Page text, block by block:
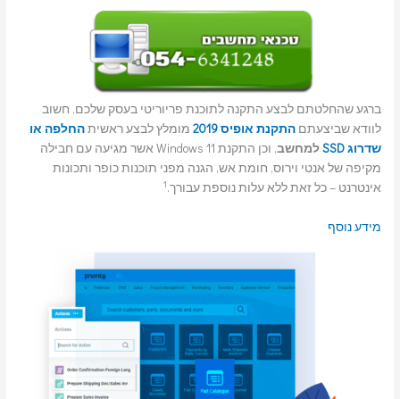
ברגע שהחלטתם לבצע התקנה לתוכנת פריוריטי בעסק שלכם, חשוב
לוודא שביצעתםהתקנת אופיס 2019 מומלץ לבצע ראשיתהחלפה או
שדרוג SSD
למחשב
, וכן התקנת Windows 11 אשר מגיעה עם חבילה
מקיפה של אנטי וירוס, חומת אש, הגנה מפני תוכנות כופר ותכונות
אינטרנט – כל זאת ללא עלות נוספת עבורך.1
מידע נוסף